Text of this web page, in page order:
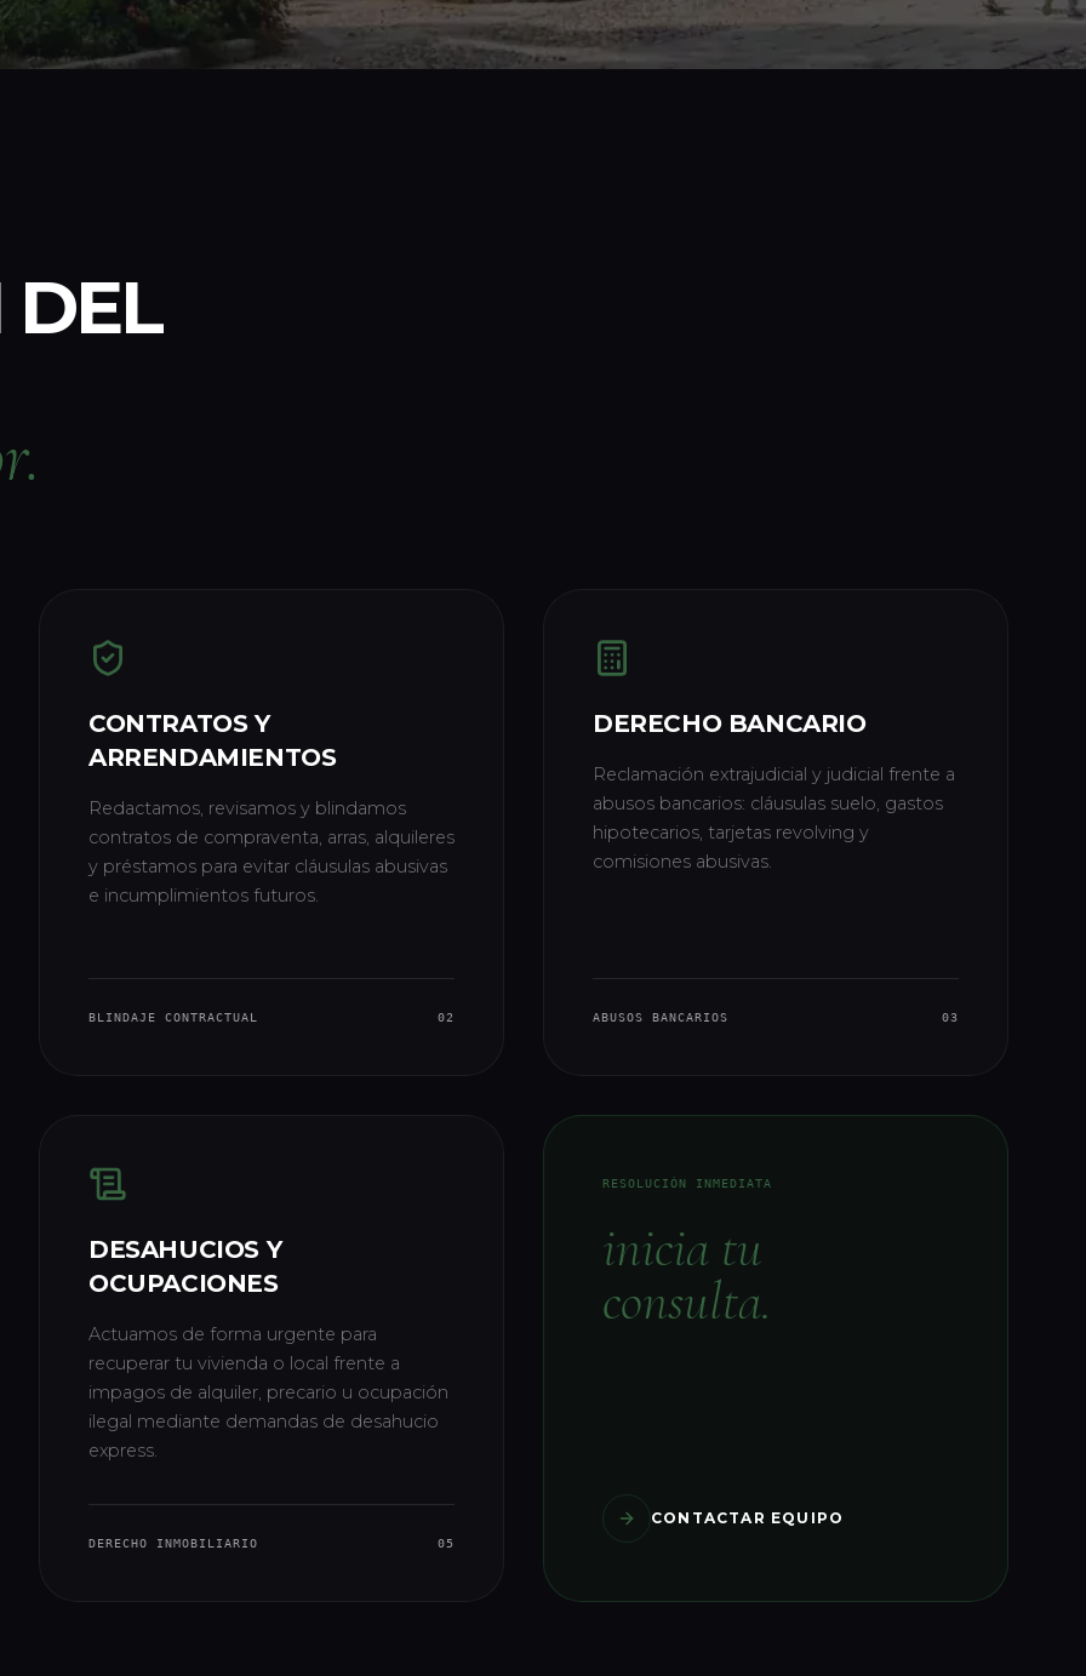
DEL
CONTRATOS Y
ARRENDAMIENTOS
Redactamos, revisamos y blindamos
contratos de compraventa, arras, alquileres
y préstamos para evitar cláusulas abusivas
e incumplimientos futuros.
BLINDAJE CONTRACTUAL 02
DERECHO BANCARIO
Reclamación extrajudicial y judicial frente a
abusos bancarios: cláusulas suelo, gastos
hipotecarios, tarjetas revolving y
comisiones abusivas.
ABUSOS BANCARIOS 03
DESAHUCIOS Y
OCUPACIONES
Actuamos de forma urgente para
recuperar tu vivienda o local frente a
impagos de alquiler, precario u ocupación
ilegal mediante demandas de desahucio
express.
DERECHO INMOBILIARIO 05
RESOLUCIÓN INMEDIATA
inicia tu
consulta.
CONTACTAR EQUIPO